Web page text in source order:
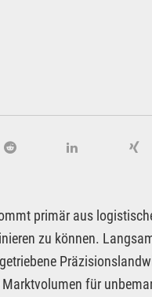
primär aus
zu können.
für